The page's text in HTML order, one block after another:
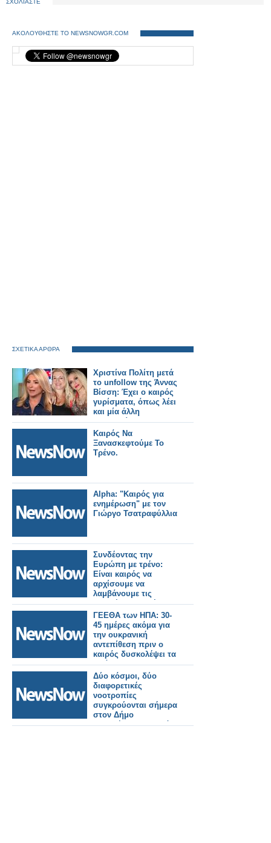
ΣΧΟΛΙΑΣΤΕ
ΑΚΟΛΟΥΘΗΣΤΕ ΤΟ NEWSNOWGR.COM
ΣΧΕΤΙΚΑ ΑΡΘΡΑ
Χριστίνα Πολίτη μετά
το unfollow της Άννας
Βίσση: Έχει ο καιρός
γυρίσματα, όπως λέει
και μία άλλη
τραγουδίστρια
Καιρός Να
Ξανασκεφτούμε Το
Τρένο.
Alpha: "Καιρός για
ενημέρωση" με τον
Γιώργο Τσατραφύλλια
Συνδέοντας την
Ευρώπη με τρένο:
Είναι καιρός να
αρχίσουμε να
λαμβάνουμε τις
σωστές πολιτικές
αποφάσεις
ΓΕΕΘΑ των ΗΠΑ: 30-
45 ημέρες ακόμα για
την ουκρανική
αντεπίθεση πριν ο
καιρός δυσκολέψει τα
πράγματα
Δύο κόσμοι, δύο
διαφορετικές
νοοτροπίες
συγκρούονται σήμερα
στον Δήμο
Ξηρομέρου. Το κακό